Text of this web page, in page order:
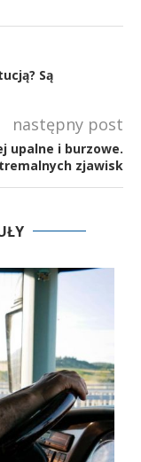
Są
następny post
upalne i burzowe.
zjawisk